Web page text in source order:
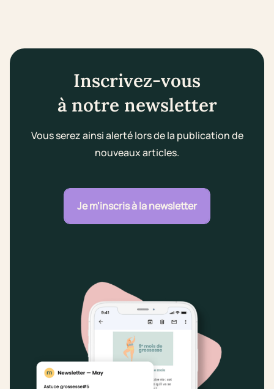
Inscrivez-vous
à notre newsletter
Vous serez ainsi alerté lors de la publication de
nouveaux articles.
Je m'inscris à la newsletter